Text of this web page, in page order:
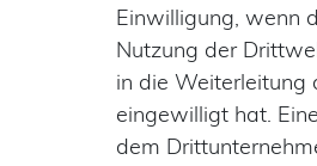
Einwilligung, wenn
Nutzung der
in die Weiterleitung
eingewilligt hat.
dem